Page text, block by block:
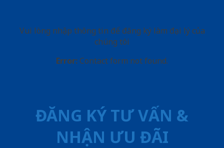
Vui lòng nhập thông tin để đăng ký làm đại lý của
chúng tôi
Error: Contact form not found.
ĐĂNG KÝ TƯ VẤN &
NHẬN ƯU ĐÃI